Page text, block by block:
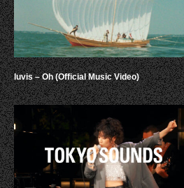
luvis – Oh (Official Music Video)